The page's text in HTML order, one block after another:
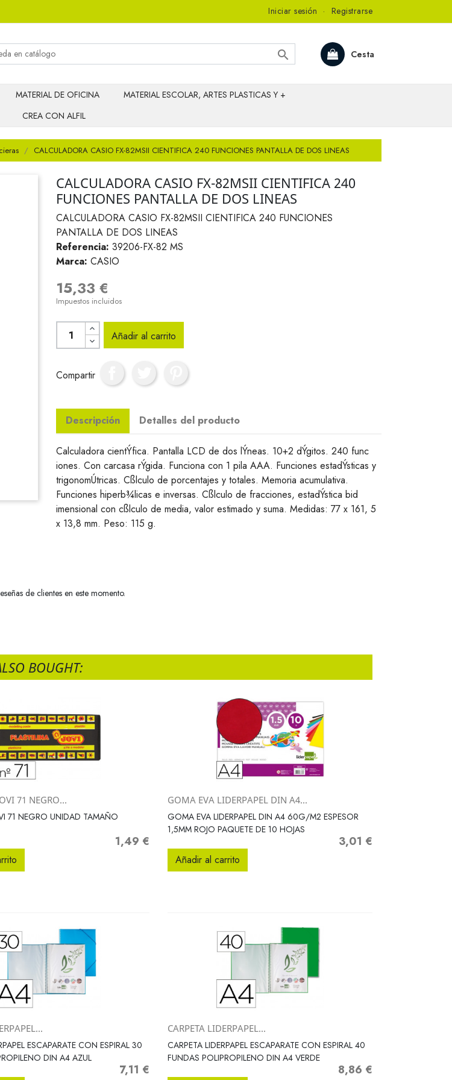
Iniciar sesión · Registrarse
Cesta

MATERIAL DE OFICINA
MATERIAL ESCOLAR, ARTES PLASTICAS Y +
CREA CON ALFIL
CALCULADORA CASIO FX-82MSII CIENTIFICA 240 FUNCIONES PANTALLA DE DOS LINEAS
CALCULADORA CASIO FX-82MSII CIENTIFICA 240
FUNCIONES PANTALLA DE DOS LINEAS
CALCULADORA CASIO FX-82MSII CIENTIFICA 240 FUNCIONES
PANTALLA DE DOS LINEAS
Referencia: 39206-FX-82 MS
Marca: CASIO
15,33 €
Impuestos incluidos
Añadir al carrito
Compartir
Descripción Detalles del producto
Calculadora cientÝfica. Pantalla LCD de dos lÝneas. 10+2 dÝgitos. 240 func
iones. Con carcasa rÝgida. Funciona con 1 pila AAA. Funciones estadÝsticas y
trigonomÚtricas. Cßlculo de porcentajes y totales. Memoria acumulativa.
Funciones hiperb¾licas e inversas. Cßlculo de fracciones, estadÝstica bid
imensional con cßlculo de media, valor estimado y suma. Medidas: 77 x 161, 5
x 13,8 mm. Peso: 115 g.
de clientes en este momento.
BOUGHT:
Vista rápida
71 NEGRO...
71 NEGRO UNIDAD TAMAÑO
Precio
1,49 €
Vista rápida
GOMA EVA LIDERPAPEL DIN A4...
GOMA EVA LIDERPAPEL DIN A4 60G/M2 ESPESOR
1,5MM ROJO PAQUETE DE 10 HOJAS
Precio
3,01 €
Añadir al carrito
Vista rápida
ESCAPARATE CON ESPIRAL 30
DIN A4 AZUL
Precio
7,11 €
Vista rápida
CARPETA LIDERPAPEL...
CARPETA LIDERPAPEL ESCAPARATE CON ESPIRAL 40
FUNDAS POLIPROPILENO DIN A4 VERDE
Precio
8,86 €